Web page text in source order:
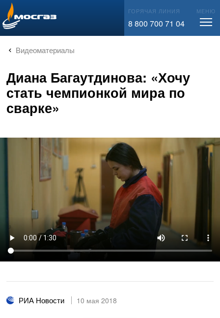
info@mos-gaz.ru ГОРЯЧАЯ ЛИНИЯ
8 800 700 71 04
МЕНЮ
Видеоматериалы
Диана Багаутдинова: «Хочу
стать чемпионкой мира по
сварке»
РИА Новости 10 мая 2018